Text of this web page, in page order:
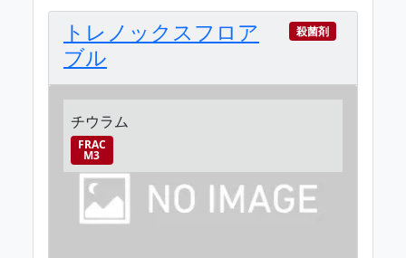
トレノックスフロア
ブル
殺菌剤
チウラム
FRAC
M3